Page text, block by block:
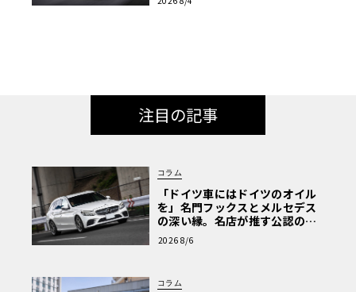
【画像38枚】
注目の記事
コラム
「ドイツ車にはドイツのオイル
を」名門フックスとメルセデス
の深い縁。名店が推す公認の安
心と、Cクラスで味わうシルキー
な走り〈PR〉
2026 8/6
コラム